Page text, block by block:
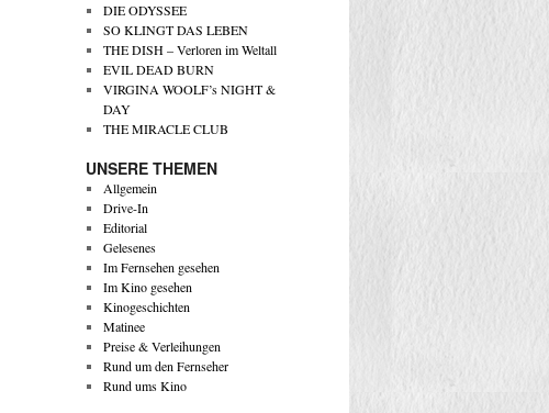
DIE ODYSSEE
SO KLINGT DAS LEBEN
THE DISH – Verloren im Weltall
EVIL DEAD BURN
VIRGINA WOOLF’s NIGHT &
DAY
THE MIRACLE CLUB
UNSERE THEMEN
Allgemein
Drive-In
Editorial
Gelesenes
Im Fernsehen gesehen
Im Kino gesehen
Kinogeschichten
Matinee
Preise & Verleihungen
Rund um den Fernseher
Rund ums Kino